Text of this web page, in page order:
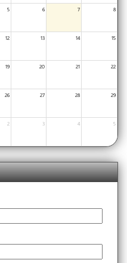
5 6 7 8
12 13 14 15
19 20 21 22
26 27 28 29
2 3 4 5